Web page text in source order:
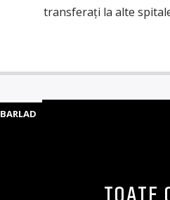
transferați la alte
BARLAD